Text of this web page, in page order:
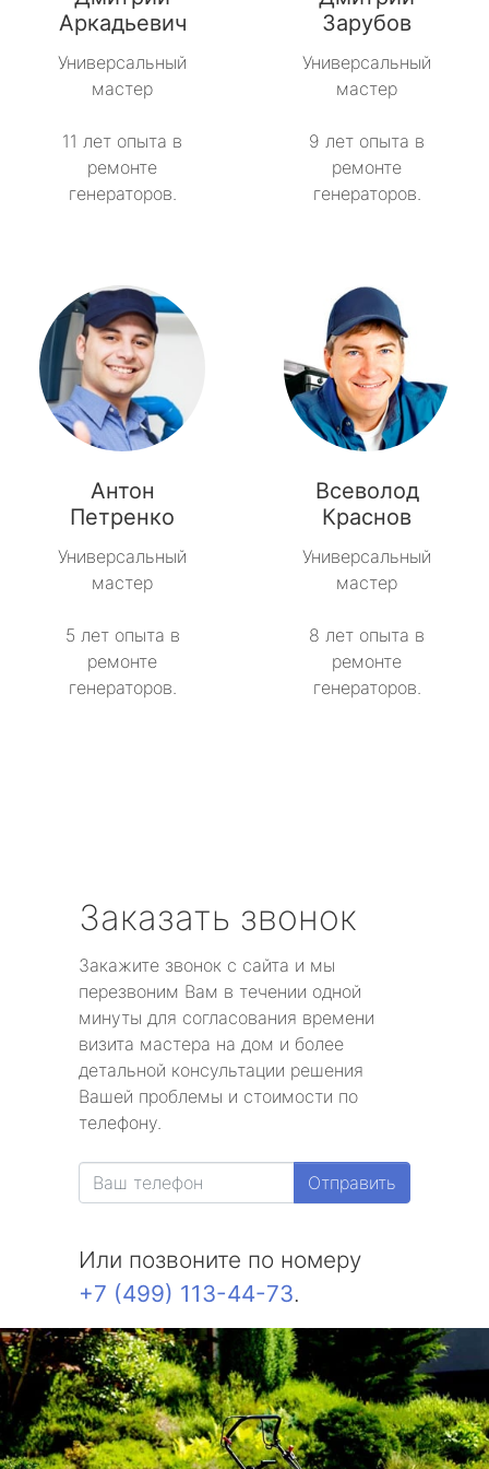
метро Пятницкое шоссе
метро Сокольники
метро Профсоюзная
метро Речной вокзал
метро Семеновская
метро Спортивная
метро Спартак
метро Рижская
метро Севастопольская
метро Строгино
метро Театральная
метро Славянский бульвар
метро Университет
метро Текстильщики
метро Тульская
метро Тверская
метро Смоленская
метро Черкизовская
метро Таганская
метро Тургеневская
Аркадьевич
Универсальный
мастер
11 лет опыта в
ремонте
генераторов.
Зарубов
Универсальный
мастер
9 лет опыта в
ремонте
генераторов.
Антон
Петренко
Универсальный
мастер
5 лет опыта в
ремонте
генераторов.
Всеволод
Краснов
Универсальный
мастер
8 лет опыта в
ремонте
генераторов.
Заказать звонок
Закажите звонок с сайта и мы
перезвоним Вам в течении одной
минуты для согласования времени
визита мастера на дом и более
детальной консультации решения
Вашей проблемы и стоимости по
телефону.
Отправить
Или позвоните по номеру
+7 (499) 113-44-73.